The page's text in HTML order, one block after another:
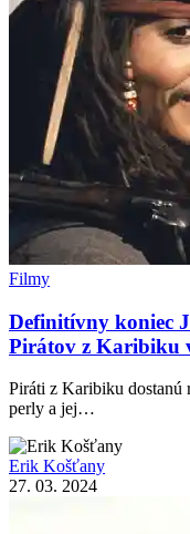
Filmy
Definitívny koniec
Pirátov z Karibiku
Piráti z Karibiku dostanú
perly a jej…
Erik Košťany
27. 03. 2024